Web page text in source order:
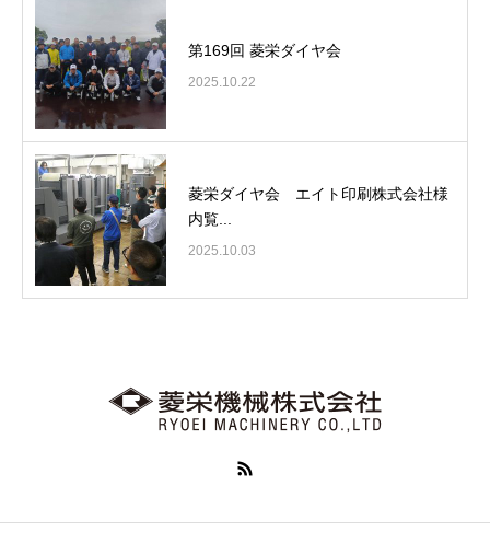
第169回 菱栄ダイヤ会
2025.10.22
菱栄ダイヤ会 エイト印刷株式会社様
内覧...
2025.10.03